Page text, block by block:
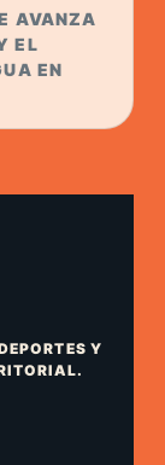
AVANZA
EL
EN
Y